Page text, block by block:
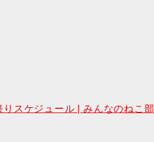
スケジュール | みんなのねこ部